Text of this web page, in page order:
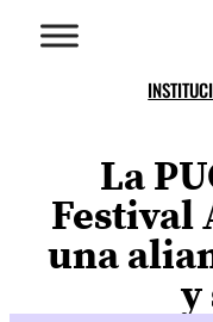
La
Festival
una
y